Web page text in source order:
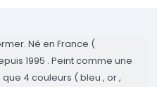
Né en France (
1995 . Peint comme une
4 couleurs ( bleu , or ,